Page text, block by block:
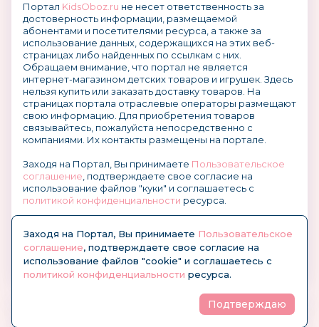
Портал KidsOboz.ru не несет ответственность за
достоверность информации, размещаемой
абонентами и посетителями ресурса, а также за
использование данных, содержащихся на этих веб-
страницах либо найденных по ссылкам с них.
Обращаем внимание, что портал не является
интернет-магазином детских товаров и игрушек. Здесь
нельзя купить или заказать доставку товаров. На
страницах портала отраслевые операторы размещают
свою информацию. Для приобретения товаров
связывайтесь, пожалуйста непосредственно с
компаниями. Их контакты размещены на портале.
Заходя на Портал, Вы принимаете Пользовательское
соглашение , подтверждаете свое согласие на
использование файлов "куки" и соглашаетесь с
политикой конфиденциальности ресурса.
© KidsOboz.RU 2004-2026
Заходя на Портал, Вы принимаете Пользовательское
соглашение, подтверждаете свое согласие на
использование файлов "cookie" и соглашаетесь с
политикой конфиденциальности ресурса.
Подтверждаю